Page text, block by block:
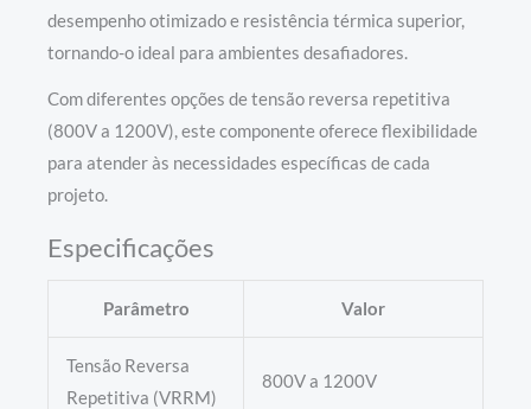
desempenho otimizado e resistência térmica superior,
tornando-o ideal para ambientes desafiadores.
Com diferentes opções de tensão reversa repetitiva
(800V a 1200V), este componente oferece flexibilidade
para atender às necessidades específicas de cada
projeto.
Especificações
Parâmetro Valor
Tensão Reversa
Repetitiva (VRRM)
800V a 1200V